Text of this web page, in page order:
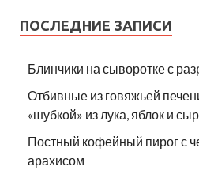
ПОСЛЕДНИЕ ЗАПИСИ
Блинчики на сыворотке с
Отбивные из говяжьей
«шубкой» из лука, яблок и
Постный кофейный пирог с
арахисом